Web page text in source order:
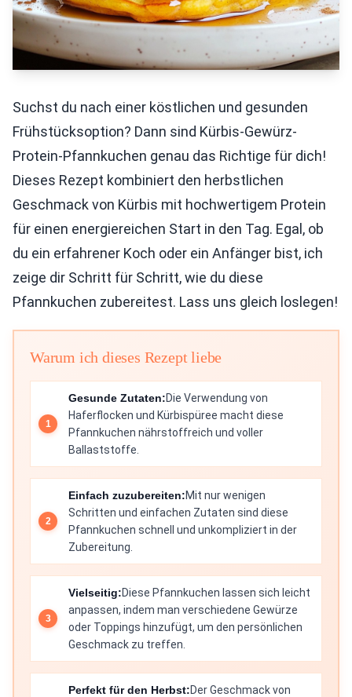
Suchst du nach einer köstlichen und gesunden
Frühstücksoption? Dann sind Kürbis-Gewürz-
Protein-Pfannkuchen genau das Richtige für dich!
Dieses Rezept kombiniert den herbstlichen
Geschmack von Kürbis mit hochwertigem Protein
für einen energiereichen Start in den Tag. Egal, ob
du ein erfahrener Koch oder ein Anfänger bist, ich
zeige dir Schritt für Schritt, wie du diese
Pfannkuchen zubereitest. Lass uns gleich loslegen!
Warum ich dieses Rezept liebe
Gesunde Zutaten:Die Verwendung von
Haferflocken und Kürbispüree macht diese
Pfannkuchen nährstoffreich und voller
Ballaststoffe.
Einfach zuzubereiten:Mit nur wenigen
Schritten und einfachen Zutaten sind diese
Pfannkuchen schnell und unkompliziert in der
Zubereitung.
Vielseitig:Diese Pfannkuchen lassen sich leicht
anpassen, indem man verschiedene Gewürze
oder Toppings hinzufügt, um den persönlichen
Geschmack zu treffen.
Perfekt für den Herbst:Der Geschmack von